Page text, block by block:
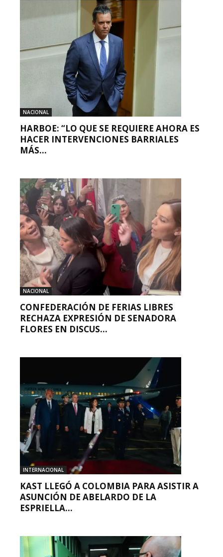
NACIONAL
HARBOE: “LO QUE SE REQUIERE AHORA ES
HACER INTERVENCIONES BARRIALES
MÁS...
NACIONAL
CONFEDERACIÓN DE FERIAS LIBRES
RECHAZA EXPRESIÓN DE SENADORA
FLORES EN DISCUS...
INTERNACIONAL
KAST LLEGÓ A COLOMBIA PARA ASISTIR A
ASUNCIÓN DE ABELARDO DE LA
ESPRIELLA...